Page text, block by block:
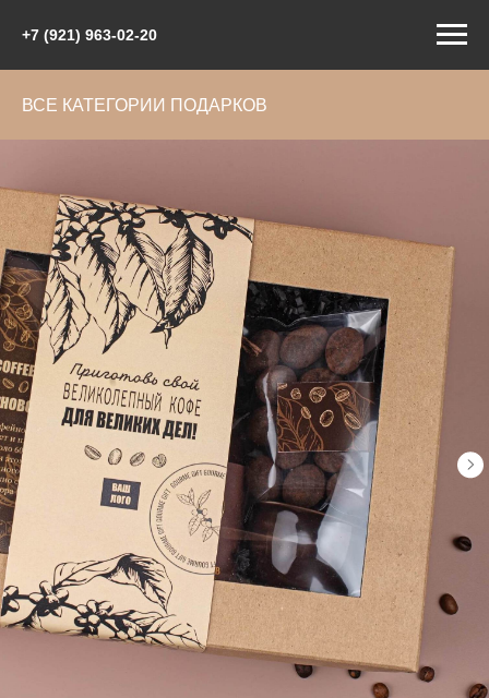
+7 (921) 963-02-20
ВСЕ КАТЕГОРИИ ПОДАРКОВ